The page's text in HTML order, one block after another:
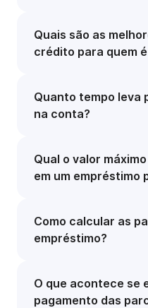
Quais são as
crédito para quem
Quanto tempo leva
na conta?
Qual o valor
em um empréstimo
Como calcular as
empréstimo?
O que acontece se
pagamento das